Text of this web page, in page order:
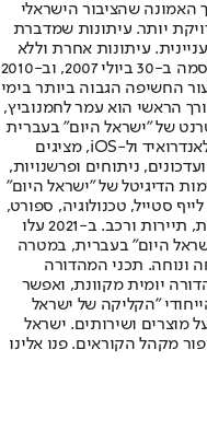
האמונה שהציבור הישראלי
יותר. עיתונות שמדברת
עיתונות אחרת וללא
תשלום. המהדורה המודפסת הראשונה פורסמה ב-30 ביולי 2007, וב-2010
החשיפה הגבוה ביותר בימי
הראשי הוא עמר לחמנוביץ,
של "ישראל היום" בעברית
ובאנגלית, כמו כן היישומונים (אפליקציות) לאנדרואיד ול-iOS, מציגים
ניתוחים ופרשנויות,
הדיגיטל של "ישראל היום"
סטייל, טכנולוגיה, ספורט,
כלכלה וצרכנות, בריאות, חיילים, אוכל, יהדות, תיירות ורכב. ב-2021 עלו
היום" בעברית, במטרה
ונוחה. תכני המהדורה
יומית מקוונת, ואפשר
"הקליקה של ישראל
מוצרים ושירותים. ישראל
מקהל הקוראים. פנו אלינו